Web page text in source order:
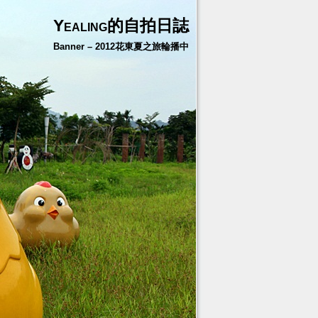
Yealing的自拍日誌
Banner – 2012花東夏之旅輪播中